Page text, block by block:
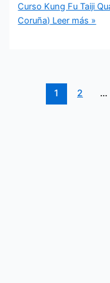
Curso Kung Fu Taiji
Coruña) Leer más »
1 2 …